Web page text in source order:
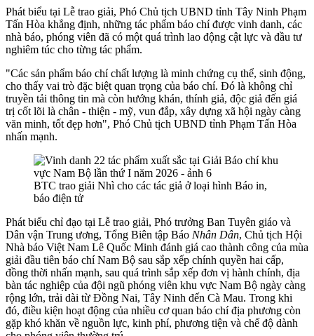
Phát biểu tại Lễ trao giải, Phó Chủ tịch UBND tỉnh Tây Ninh Phạm
Tấn Hòa khẳng định, những tác phẩm báo chí được vinh danh, các
nhà báo, phóng viên đã có một quá trình lao động cật lực và đầu tư
nghiêm túc cho từng tác phẩm.
"Các sản phẩm báo chí chất lượng là minh chứng cụ thể, sinh động,
cho thấy vai trò đặc biệt quan trọng của báo chí. Đó là không chỉ
truyền tải thông tin mà còn hướng khán, thính giả, độc giả đến giá
trị cốt lõi là chân - thiện - mỹ, vun đắp, xây dựng xã hội ngày càng
văn minh, tốt đẹp hơn", Phó Chủ tịch UBND tỉnh Phạm Tấn Hòa
nhấn mạnh.
BTC trao giải Nhì cho các tác giả ở loại hình Báo in,
báo điện tử
Phát biểu chỉ đạo tại Lễ trao giải, Phó trưởng Ban Tuyên giáo và
Dân vận Trung ương, Tổng Biên tập Báo Nhân Dân, Chủ tịch Hội
Nhà báo Việt Nam Lê Quốc Minh đánh giá cao thành công của mùa
giải đầu tiên báo chí Nam Bộ sau sắp xếp chính quyền hai cấp,
đồng thời nhấn mạnh, sau quá trình sắp xếp đơn vị hành chính, địa
bàn tác nghiệp của đội ngũ phóng viên khu vực Nam Bộ ngày càng
rộng lớn, trải dài từ Đồng Nai, Tây Ninh đến Cà Mau. Trong khi
đó, điều kiện hoạt động của nhiều cơ quan báo chí địa phương còn
gặp khó khăn về nguồn lực, kinh phí, phương tiện và chế độ dành